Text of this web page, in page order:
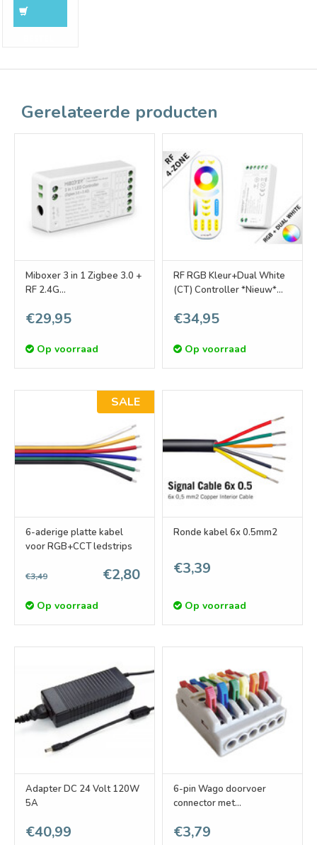
Gerelateerde producten
Miboxer 3 in 1 Zigbee 3.0 +
RF 2.4G
Dimmer Controller
€29,95
Op voorraad
RF RGB Kleur+Dual White
(CT) Controller *Nieuw*
12-24 Volt 12A
€34,95
Op voorraad
SALE
6-aderige platte kabel
voor RGB+CCT ledstrips
€3,49 €2,80
Op voorraad
Ronde kabel 6x 0.5mm2
€3,39
Op voorraad
Adapter DC 24 Volt 120W
5A
€40,99
6-pin Wago doorvoer
connector met
voor kabels van 0,08-4mm²
€3,79